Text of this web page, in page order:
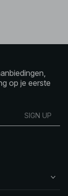
op je eerste
SIGN UP